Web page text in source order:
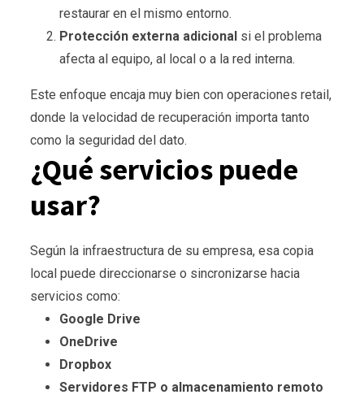
restaurar en el mismo entorno.
Protección externa adicional si el problema
afecta al equipo, al local o a la red interna.
Este enfoque encaja muy bien con operaciones retail,
donde la velocidad de recuperación importa tanto
como la seguridad del dato.
¿Qué servicios puede
usar?
Según la infraestructura de su empresa, esa copia
local puede direccionarse o sincronizarse hacia
servicios como:
Google Drive
OneDrive
Dropbox
Servidores FTP o almacenamiento remoto